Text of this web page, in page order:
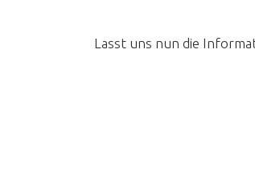
Lasst uns nun die